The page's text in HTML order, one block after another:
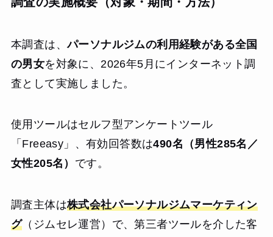
本調査は、パーソナルジムの利用経験がある全国
の男女を対象に、2026年5月にインターネット調
査として実施しました。
使用ツールはセルフ型アンケートツール
「Freeasy」、有効回答数は490名（男性285名／
女性205名） です。
調査主体は株式会社パーソナルジムマーケティン
グ（ジムセレ運営）で、第三者ツールを介した客